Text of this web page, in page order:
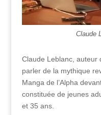
Claude
Claude Leblanc, auteur
parler de la mythique
Manga de l’Alpha
constituée de jeunes
et 35 ans.